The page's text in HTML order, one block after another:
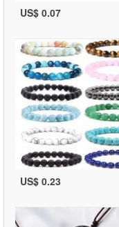
US$ 0.07
US$ 0.23